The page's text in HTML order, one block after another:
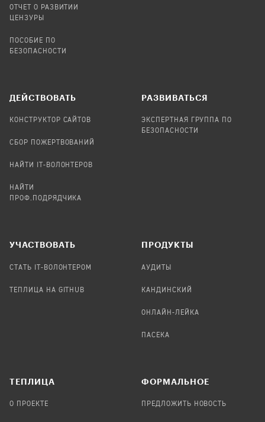
ОТЧЕТ О РАЗВИТИИ
ЦЕНЗУРЫ
ПОСОБИЕ ПО
БЕЗОПАСНОСТИ
ДЕЙСТВОВАТЬ
КОНСТРУКТОР САЙТОВ
СБОР ПОЖЕРТВОВАНИЙ
НАЙТИ IT-ВОЛОНТЕРОВ
НАЙТИ
ПРОФ.ПОДРЯДЧИКА
РАЗВИВАТЬСЯ
ЭКСПЕРТНАЯ ГРУППА ПО
БЕЗОПАСНОСТИ
УЧАСТВОВАТЬ
СТАТЬ IT-ВОЛОНТЕРОМ
ТЕПЛИЦА НА GITHUB
ПРОДУКТЫ
АУДИТЫ
КАНДИНСКИЙ
ОНЛАЙН-ЛЕЙКА
ПАСЕКА
TЕПЛИЦА
О ПРОЕКТЕ
ФОРМАЛЬНОЕ
ПРЕДЛОЖИТЬ НОВОСТЬ